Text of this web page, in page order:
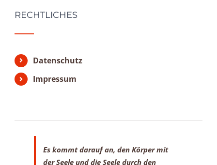
RECHTLICHES
Datenschutz
Impressum
Es kommt darauf an, den Körper mit
der Seele und die Seele durch den